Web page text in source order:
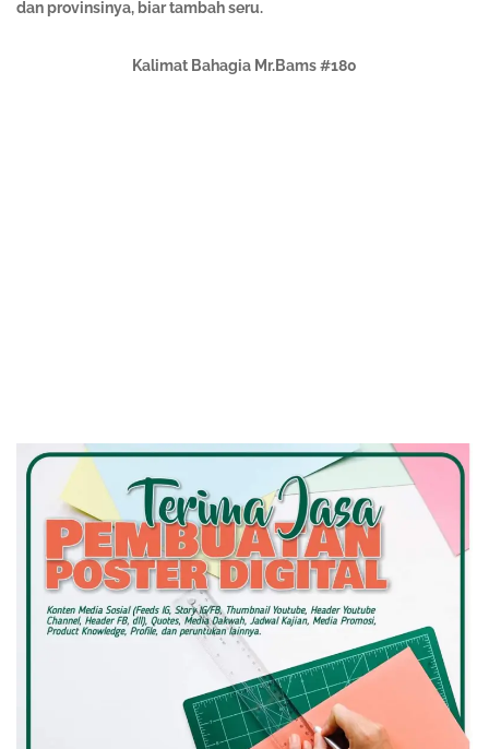
dan provinsinya, biar tambah seru.
Kalimat Bahagia Mr.Bams #180